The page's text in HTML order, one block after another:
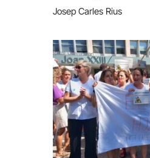
Josep Carles Rius